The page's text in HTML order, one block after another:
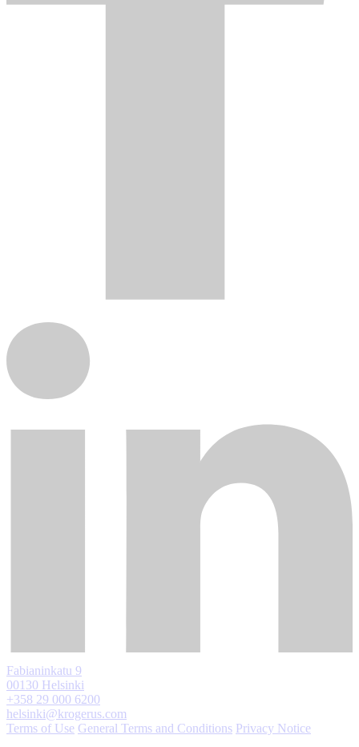
Fabianinkatu 9
00130 Helsinki
+358 29 000 6200
helsinki@krogerus.com
Terms of Use General Terms and Conditions Privacy Notice